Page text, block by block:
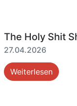
The Holy Shit
27.04.2026
Weiterlesen